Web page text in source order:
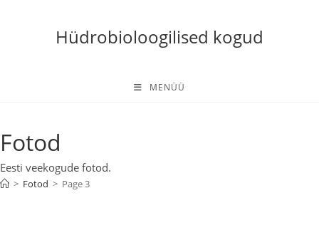
Hüdrobioloogilised kogud
MENÜÜ
Fotod
Eesti veekogude fotod.
> Fotod > Page 3